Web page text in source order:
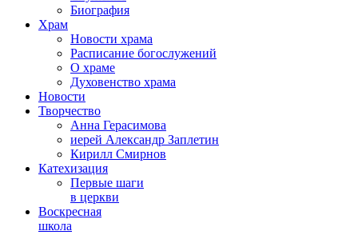
Биография
Храм
Новости храма
Расписание богослужений
О храме
Духовенство храма
Новости
Творчество
Анна Герасимова
иерей Александр Заплетин
Кирилл Смирнов
Катехизация
Первые шаги
в церкви
Воскресная
школа